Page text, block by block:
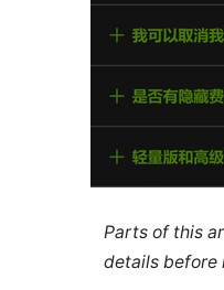
Parts of this
details before